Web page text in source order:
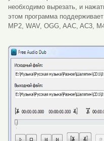
необходимо вырезать, и
этом программа
MP2, WAV, OGG, AAC, AC3,